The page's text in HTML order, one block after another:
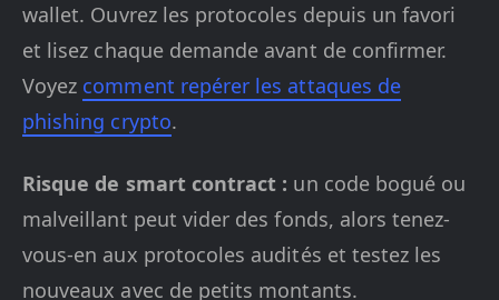
wallet. Ouvrez les protocoles depuis un favori
et lisez chaque demande avant de confirmer.
Voyez comment repérer les attaques de
phishing crypto.
Risque de smart contract : un code bogué ou
malveillant peut vider des fonds, alors tenez-
vous-en aux protocoles audités et testez les
nouveaux avec de petits montants.